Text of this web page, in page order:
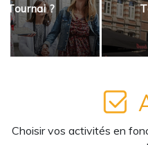
Tournai ?
plus
Choisir vos activités en